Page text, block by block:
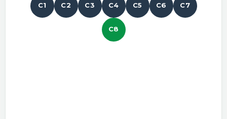
C1 C2 C3 C4 C5 C6 C7
C8